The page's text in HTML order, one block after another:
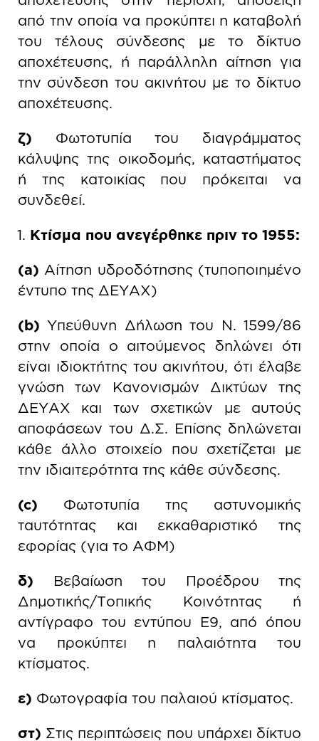
από την οποία να προκύπτει η καταβολή
του τέλους σύνδεσης με το δίκτυο
αποχέτευσης, ή παράλληλη αίτηση για
την σύνδεση του ακινήτου με το δίκτυο
αποχέτευσης.
ζ) Φωτοτυπία του διαγράμματος
κάλυψης της οικοδομής, καταστήματος
ή της κατοικίας που πρόκειται να
συνδεθεί.
Κτίσμα που ανεγέρθηκε πριν το 1955:
(a) Αίτηση υδροδότησης (τυποποιημένο
έντυπο της ΔΕΥΑΧ)
(b) Υπεύθυνη Δήλωση του Ν. 1599/86
στην οποία ο αιτούμενος δηλώνει ότι
είναι ιδιοκτήτης του ακινήτου, ότι έλαβε
γνώση των Κανονισμών Δικτύων της
ΔΕΥΑΧ και των σχετικών με αυτούς
αποφάσεων του Δ.Σ. Επίσης δηλώνεται
κάθε άλλο στοιχείο που σχετίζεται με
την ιδιαιτερότητα της κάθε σύνδεσης.
(c) Φωτοτυπία της αστυνομικής
ταυτότητας και εκκαθαριστικό της
εφορίας (για το ΑΦΜ)
δ) Βεβαίωση του Προέδρου της
Δημοτικής/Τοπικής Κοινότητας ή
αντίγραφο του εντύπου Ε9, από όπου
να προκύπτει η παλαιότητα του
κτίσματος.
ε) Φωτογραφία του παλαιού κτίσματος.
στ) Στις περιπτώσεις που υπάρχει δίκτυο